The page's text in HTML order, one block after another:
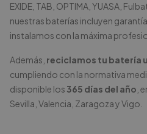
EXIDE, TAB, OPTIMA, YUASA,
nuestras baterías incluyen
instalamos con la máxima
Además, reciclamos tu batería
cumpliendo con la normativa
disponible los365 días del año ,
Sevilla, Valencia, Zaragoza y Vigo.